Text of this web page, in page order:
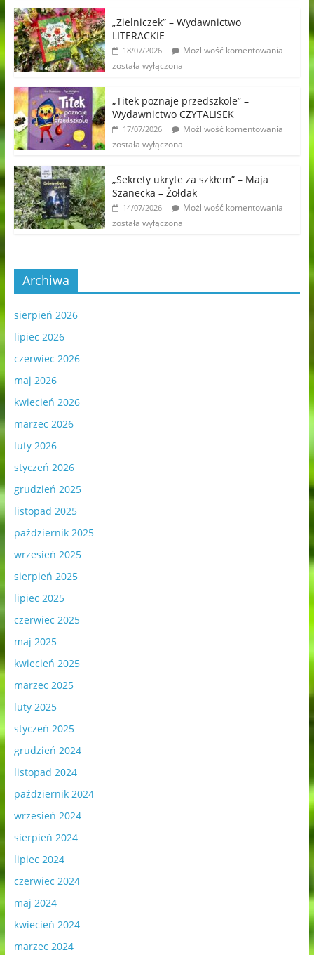
„Zielniczek” – Wydawnictwo
LITERACKIE
18/07/2026
Możliwość komentowania
została wyłączona
„Titek poznaje przedszkole” –
Wydawnictwo CZYTALISEK
17/07/2026
Możliwość komentowania
została wyłączona
„Sekrety ukryte za szkłem” – Maja
Szanecka – Żołdak
14/07/2026
Możliwość komentowania
została wyłączona
Archiwa
sierpień 2026
lipiec 2026
czerwiec 2026
maj 2026
kwiecień 2026
marzec 2026
luty 2026
styczeń 2026
grudzień 2025
listopad 2025
październik 2025
wrzesień 2025
sierpień 2025
lipiec 2025
czerwiec 2025
maj 2025
kwiecień 2025
marzec 2025
luty 2025
styczeń 2025
grudzień 2024
listopad 2024
październik 2024
wrzesień 2024
sierpień 2024
lipiec 2024
czerwiec 2024
maj 2024
kwiecień 2024
marzec 2024